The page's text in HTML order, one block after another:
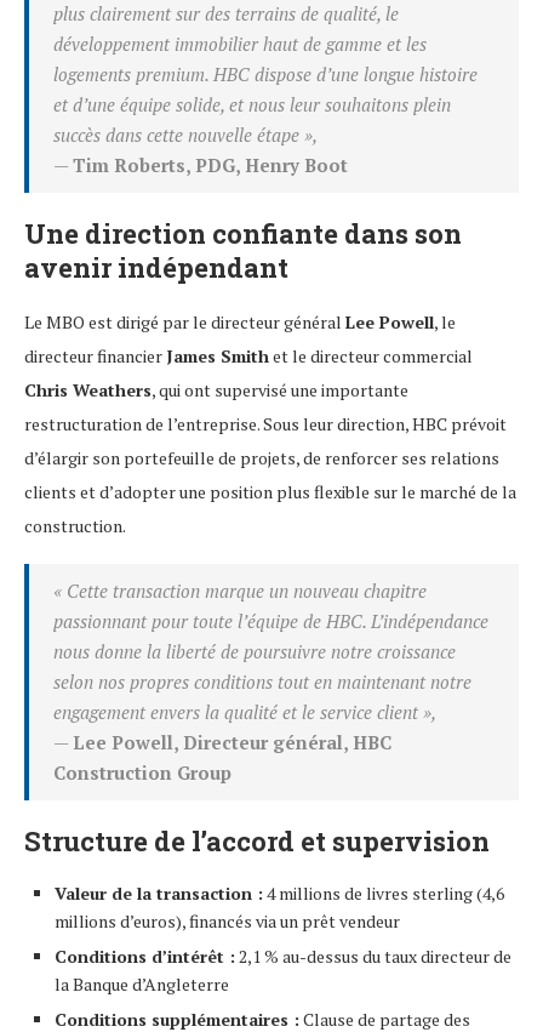
plus clairement sur des terrains de qualité, le
développement immobilier haut de gamme et les
logements premium. HBC dispose d’une longue histoire
et d’une équipe solide, et nous leur souhaitons plein
succès dans cette nouvelle étape »,
— Tim Roberts, PDG, Henry Boot
Une direction confiante dans son
avenir indépendant
Le MBO est dirigé par le directeur général Lee Powell, le
directeur financier James Smithet le directeur commercial
Chris Weathers, qui ont supervisé une importante
restructuration de l’entreprise. Sous leur direction, HBC prévoit
d’élargir son portefeuille de projets, de renforcer ses relations
clients et d’adopter une position plus flexible sur le marché de la
construction.
« Cette transaction marque un nouveau chapitre
passionnant pour toute l’équipe de HBC. L’indépendance
nous donne la liberté de poursuivre notre croissance
selon nos propres conditions tout en maintenant notre
engagement envers la qualité et le service client »,
— Lee Powell, Directeur général, HBC
Construction Group
Structure de l’accord et supervision
Valeur de la transaction : 4 millions de livres sterling (4,6
millions d’euros), financés via un prêt vendeur
Conditions d’intérêt : 2,1 % au-dessus du taux directeur de
la Banque d’Angleterre
Conditions supplémentaires : Clause de partage des